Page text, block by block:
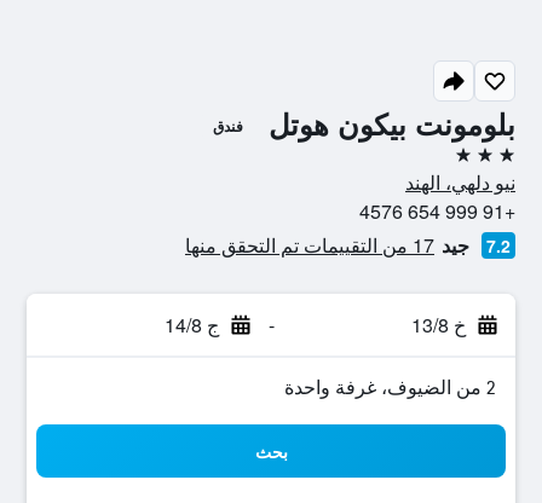
بلومونت بيكون هوتل فندق
3 نجوم
نيو دلهي، الهند
+91 999 654 4576
7.2 جيد 17 من التقييمات تم التحقق منها
خ 13/8 - ج 14/8
2 من الضيوف، غرفة واحدة
بحث